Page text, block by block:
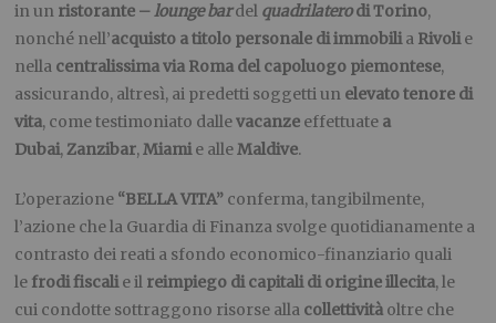
in un ristorante –lounge bardel quadrilaterodi Torino,
nonché nell’acquisto a titolo personale di immobilia Rivolie
nella centralissima via Roma del capoluogo piemontese,
assicurando, altresì, ai predetti soggetti un elevato tenore di
vita, come testimoniato dallevacanze effettuate a
Dubai,Zanzibar,Miamie alleMaldive.
L’operazione “BELLA VITA” conferma, tangibilmente,
l’azione che la Guardia di Finanza svolge quotidianamente a
contrasto dei reati a sfondo economico-finanziario quali
le frodi fiscalie il reimpiego di capitali di origine illecita, le
cui condotte sottraggono risorse alla collettività oltre che